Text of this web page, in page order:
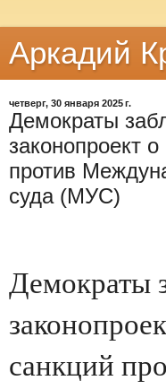
Аркадий
четверг, 30 января 2025 г.
Демократы
законопроект
против
суда (МУС)
Демократы
санкций